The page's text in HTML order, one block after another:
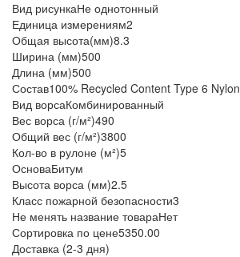
Вид рисункаНе однотонный
Единица измерениям2
Общая высота(мм)8.3
Ширина (мм)500
Длина (мм)500
Состав100% Recycled Content Type 6 Nylon
Вид ворсаКомбинированный
Вес ворса (г/м²)490
Общий вес (г/м²)3800
Кол-во в рулоне (м²)5
ОсноваБитум
Высота ворса (мм)2.5
Класс пожарной безопасности3
Не менять название товараНет
Сортировка по цене5350.00
Доставка (2-3 дня)